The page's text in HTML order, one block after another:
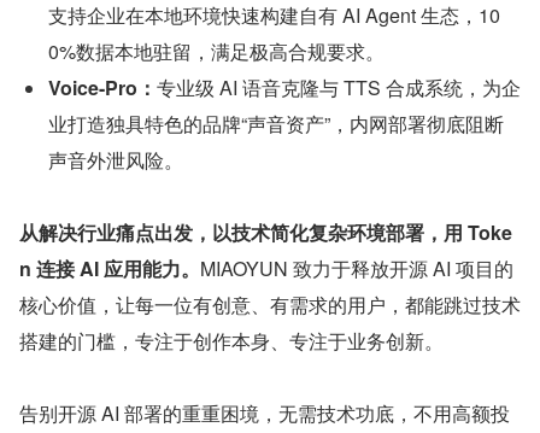
支持企业在本地环境快速构建自有 AI Agent 生态，10
0%数据本地驻留，满足极高合规要求。
Voice-Pro： 专业级 AI 语音克隆与 TTS 合成系统，为企
业打造独具特色的品牌“声音资产”，内网部署彻底阻断
声音外泄风险。
从解决行业痛点出发，以技术简化复杂环境部署，用 Toke
n 连接 AI 应用能力。 MIAOYUN 致力于释放开源 AI 项目的
核心价值，让每一位有创意、有需求的用户，都能跳过技术
搭建的门槛，专注于创作本身、专注于业务创新。
告别开源 AI 部署的重重困境，无需技术功底，不用高额投